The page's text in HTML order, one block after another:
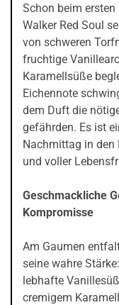
Schon beim
Walker Red Soul
von schweren
fruchtige
Karamellsüße
Eichennote
dem Duft die
gefährden. Es ist
Nachmittag in
und voller
Geschmackliche
Kompromisse
Am Gaumen
seine wahre
lebhafte
cremigem